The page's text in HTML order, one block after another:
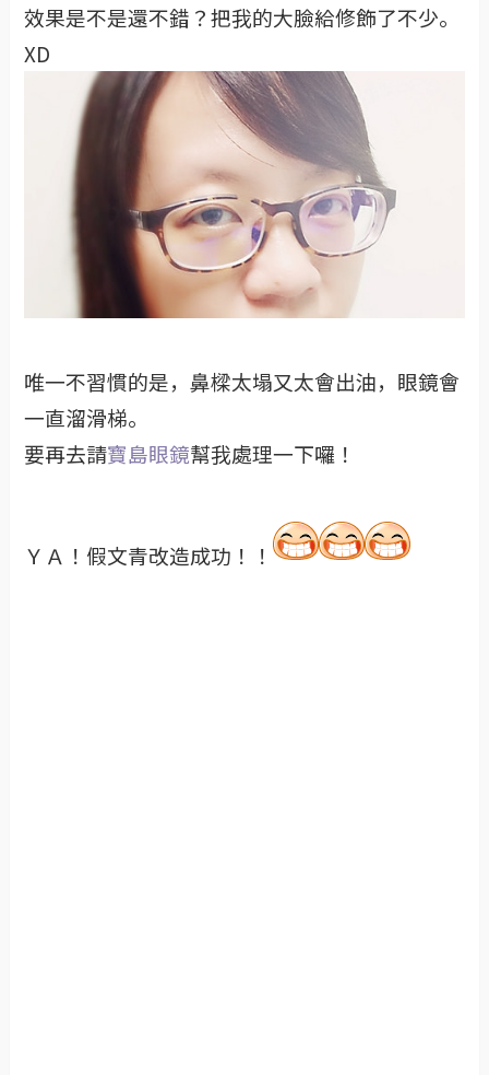
效果是不是還不錯？把我的大臉給修飾了不少。
XD
唯一不習慣的是，鼻樑太塌又太會出油，眼鏡會
一直溜滑梯。
要再去請寶島眼鏡幫我處理一下囉！
ＹＡ！假文青改造成功！！